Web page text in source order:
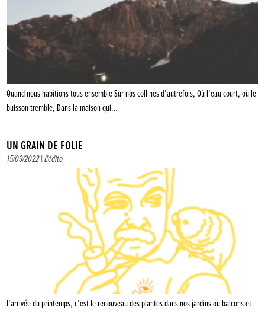
Quand nous habitions tous ensemble Sur nos collines d’autrefois, Où l’eau court, où le
buisson tremble, Dans la maison qui…
UN GRAIN DE FOLIE
15/03/2022 |L'édito
L’arrivée du printemps, c’est le renouveau des plantes dans nos jardins ou balcons et